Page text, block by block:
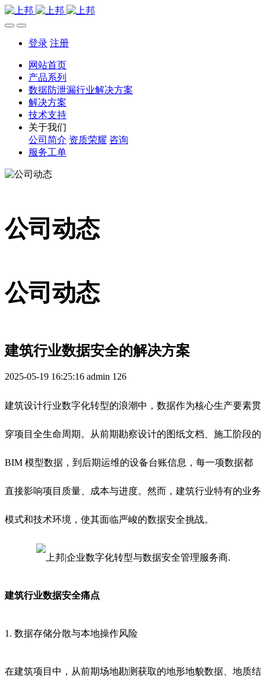
登录 注册
网站首页
产品系列
数据防泄漏行业解决方案
解决方案
技术支持
关于我们
公司简介 资质荣耀 咨询
服务工单
公司动态
公司动态
建筑行业数据安全的解决方案
2025-05-19 16:25:16 admin 126
建筑设计行业数字化转型的浪潮中，数据作为核心生产要素贯
穿项目全生命周期。从前期勘察设计的图纸文档、施工阶段的
BIM 模型数据，到后期运维的设备台账信息，每一项数据都
直接影响项目质量、成本与进度。然而，建筑行业特有的业务
模式和技术环境，使其面临严峻的数据安全挑战。
建筑行业数据安全痛点
1. 数据存储分散与本地操作风险
在建筑项目中，从前期场地勘测获取的地形地貌数据、地质结